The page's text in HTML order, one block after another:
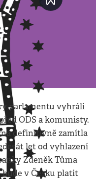
parlamentu vyhráli
ODS a komunisty.
definitivně zamítla
let od vyhlazení
Zdeněk Tůma
bude v Česku platit